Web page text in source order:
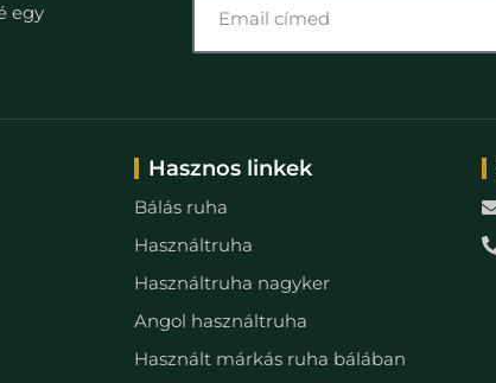
egy
Hasznos linkek
Bálás ruha
Használtruha
Használtruha nagyker
Angol használtruha
Használt márkás ruha bálában